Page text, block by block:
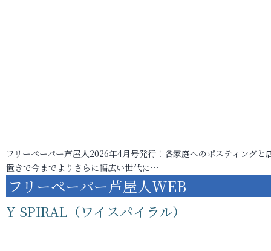
フリーペーパー芦屋人2026年4月号発行！各家庭へのポスティングと
置きで今までよりさらに幅広い世代に…
フリーペーパー芦屋人WEB
Y-SPIRAL（ワイスパイラル）